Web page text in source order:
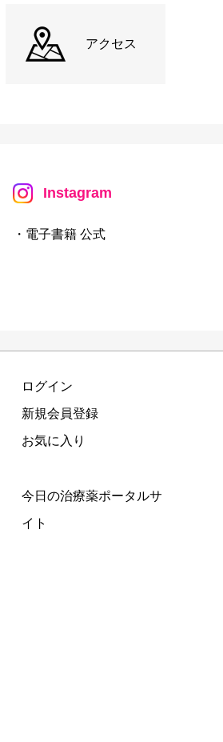
アクセス
Instagram
・電子書籍 公式
ログイン
新規会員登録
お気に入り
今日の治療薬ポータルサ
イト